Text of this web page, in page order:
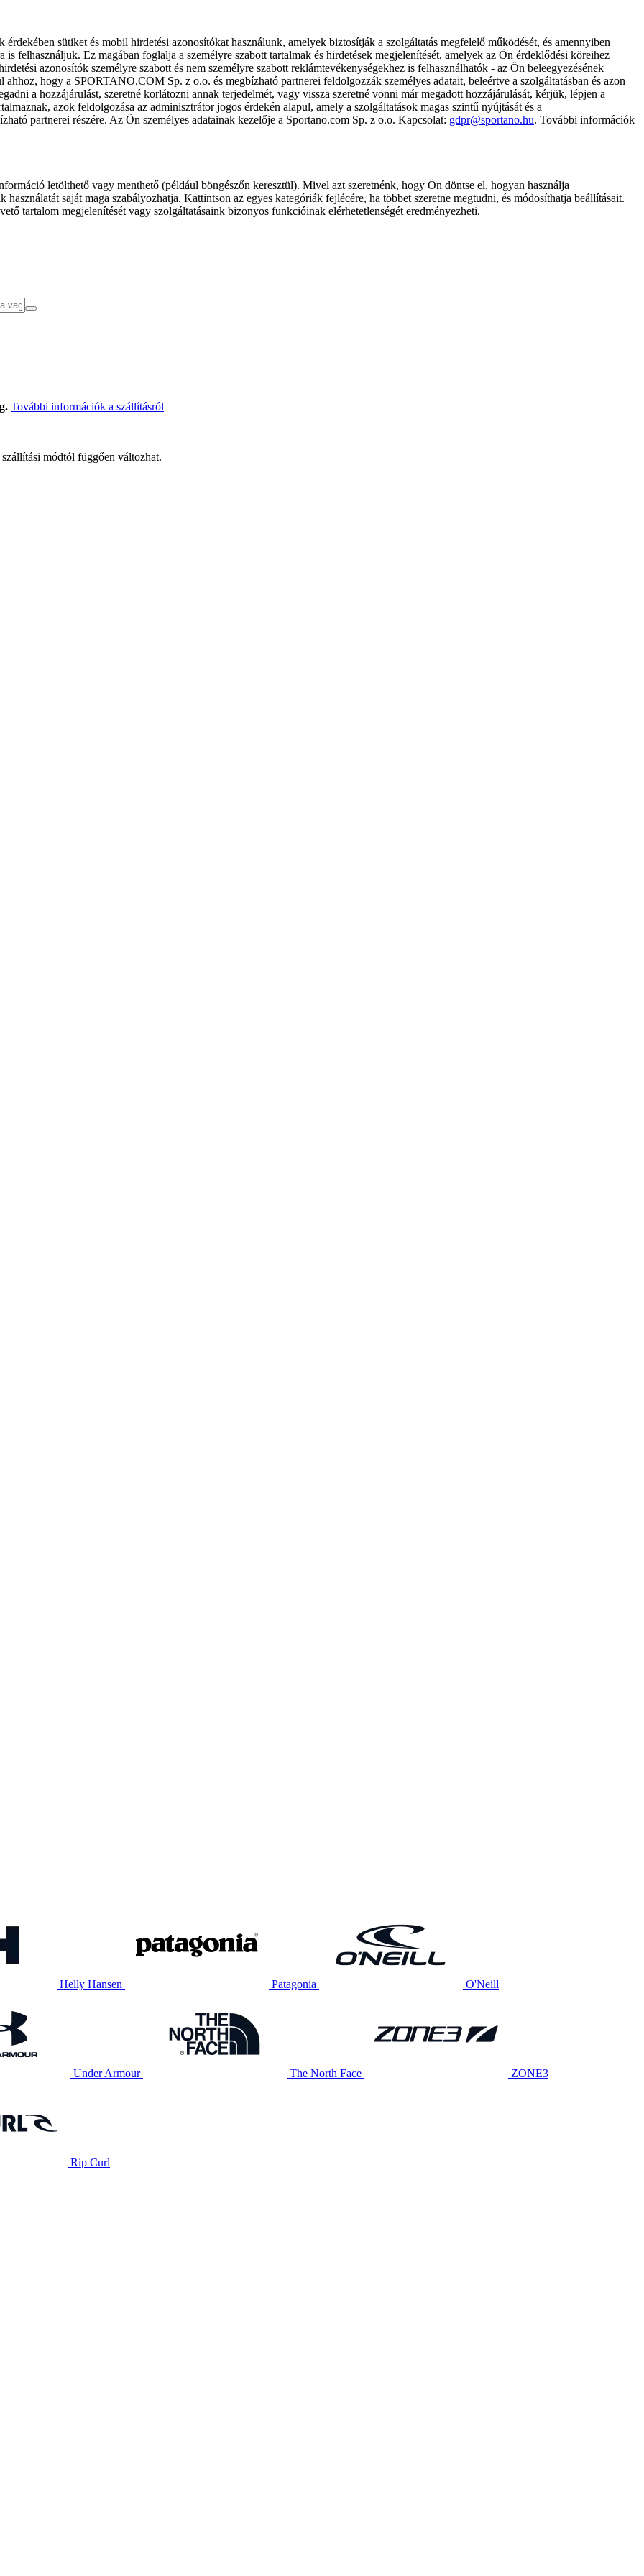
sütiket és mobil hirdetési azonosítókat használunk, amelyek biztosítják a szolgáltatás megfelelő működését, és amennyiben
is felhasználjuk. Ez magában foglalja a személyre szabott tartalmak és hirdetések megjelenítését, amelyek az Ön érdeklődési köreihez
azonosítók személyre szabott és nem személyre szabott reklámtevékenységekhez is felhasználhatók - az Ön beleegyezésének
hogy a SPORTANO.COM Sp. z o.o. és megbízható partnerei feldolgozzák személyes adatait, beleértve a szolgáltatásban és azon
a hozzájárulást, szeretné korlátozni annak terjedelmét, vagy vissza szeretné vonni már megadott hozzájárulását, kérjük, lépjen a
azok feldolgozása az adminisztrátor jogos érdekén alapul, amely a szolgáltatások magas szintű nyújtását és a
partnerei részére. Az Ön személyes adatainak kezelője a Sportano.com Sp. z o.o. Kapcsolat: gdpr@sportano.hu. További információk
letölthető vagy menthető (például böngészőn keresztül). Mivel azt szeretnénk, hogy Ön döntse el, hogyan használja
saját maga szabályozhatja. Kattintson az egyes kategóriák fejlécére, ha többet szeretne megtudni, és módosíthatja beállításait.
tartalom megjelenítését vagy szolgáltatásaink bizonyos funkcióinak elérhetetlenségét eredményezheti.
További információk a szállításról
módtól függően változhat.
Helly Hansen Patagonia O'Neill
Under Armour The North Face ZONE3
Rip Curl